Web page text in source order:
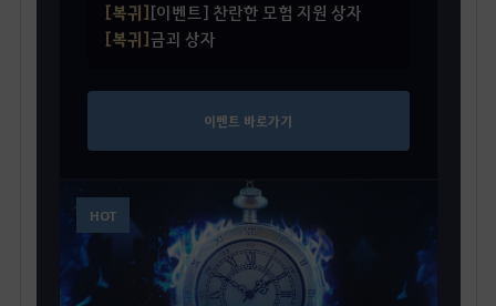
[복귀][이벤트] 찬란한 모험 지원 상자
[복귀]금괴 상자
이벤트 바로가기
HOT